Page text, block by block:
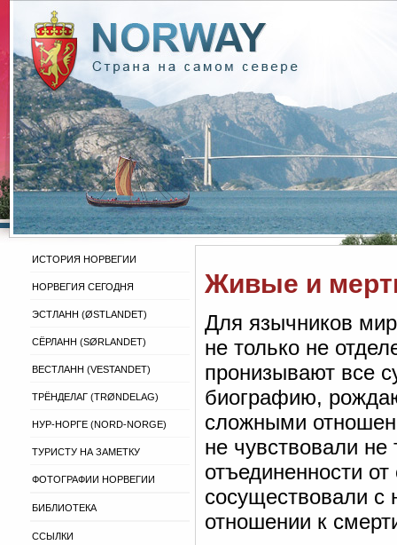
ИСТОРИЯ НОРВЕГИИ
НОРВЕГИЯ СЕГОДНЯ
ЭСТЛАНН (ØSTLANDET)
СЁРЛАНН (SØRLANDET)
ВЕСТЛАНН (VESTANDET)
ТРЁНДЕЛАГ (TRØNDELAG)
НУР-НОРГЕ (NORD-NORGE)
ТУРИСТУ НА ЗАМЕТКУ
ФОТОГРАФИИ НОРВЕГИИ
БИБЛИОТЕКА
ССЫЛКИ
Живые и
Для язычников
не только не
пронизывают все
биографию,
сложными
не чувствовали
отъединенности
сосуществовали
отношении к